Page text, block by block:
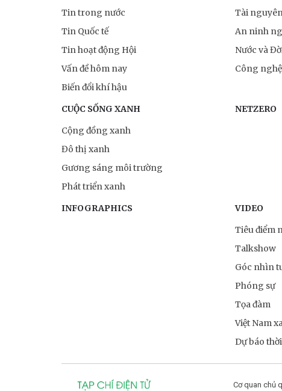
Tin trong nước
Tin Quốc tế
Tin hoạt động Hội
Vấn đề hôm nay
Biến đổi khí hậu
Tài
An ninh
Nước và
Công
CUỘC SỐNG XANH
Cộng đồng xanh
Đô thị xanh
Gương sáng môi trường
Phát triển xanh
NETZERO
INFOGRAPHICS
VIDEO
Tiêu điểm
Talkshow
Góc nhìn
Phóng sự
Tọa đàm
Việt Nam
Dự báo
Cơ quan chủ